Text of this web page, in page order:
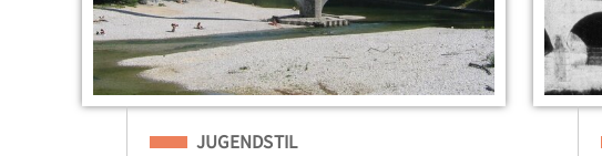
Eingeordnet unter
JUGENDSTIL